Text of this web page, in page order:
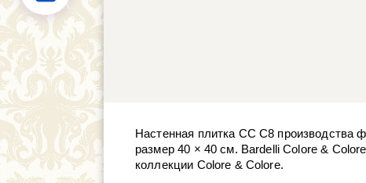
Настенная плитка CC C8 производства
размер 40 × 40 см. Bardelli Colore &
коллекции Colore & Colore.